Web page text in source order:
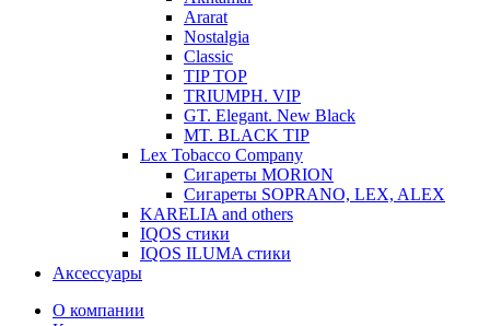
Ararat
Nostalgia
Classic
TIP TOP
TRIUMPH. VIP
GT. Elegant. New Black
MT. BLACK TIP
Lex Tobacco Company
Сигареты MORION
Сигареты SOPRANO, LEX, ALEX
KARELIA and others
IQOS стики
IQOS ILUMA стики
Аксессуары
О компании